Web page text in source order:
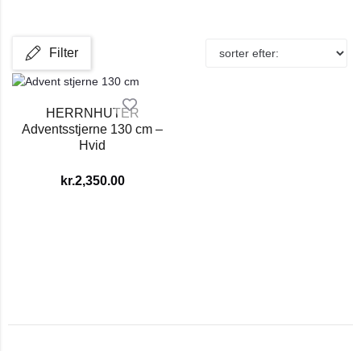
Filter
HERRNHUTER
Adventsstjerne 130 cm –
Hvid
kr.2,350.00